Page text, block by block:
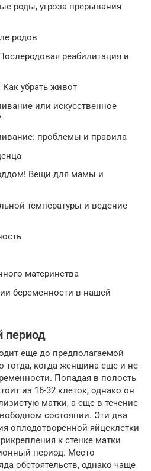
роды, угроза прерывания
родов
реабилитация и
убрать живот
или искусственное
проблемы и правила
Вещи для мамы и
температуры и ведение
материнства
беременности в нашей
период
еще до предполагаемой
тогда, когда женщина еще и не
Попадая в полость
из 16-32 клеток, однако он
матки, а еще в течение
состоянии. Эти два
оплодотворенной яйцеклетки
к стенке матки
период. Место
обстоятельств, однако чаще